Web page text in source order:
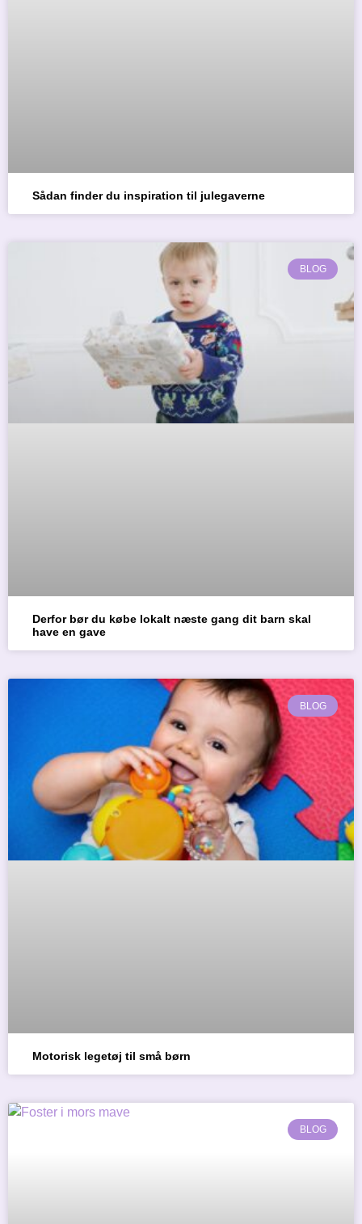
Sådan finder du inspiration til julegaverne
BLOG
Derfor bør du købe lokalt næste gang dit barn skal
have en gave
BLOG
Motorisk legetøj til små børn
BLOG